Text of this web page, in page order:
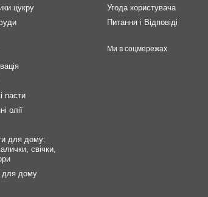
цукру
пасти
олії
для дому:
свічки,
для дому
Угода користувача
Питання і Відповіді
Ми в соцмережах